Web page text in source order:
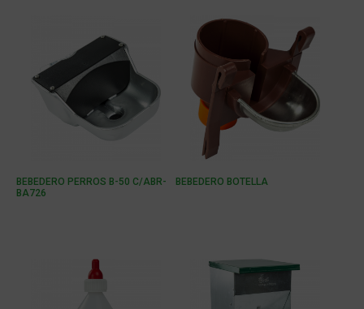
BEBEDERO PERROS B-50 C/ABR-
BA726
BEBEDERO BOTELLA